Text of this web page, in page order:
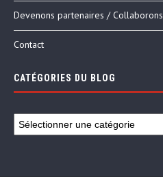
Devenons partenaires / Collaborons
Contact
CATÉGORIES DU BLOG